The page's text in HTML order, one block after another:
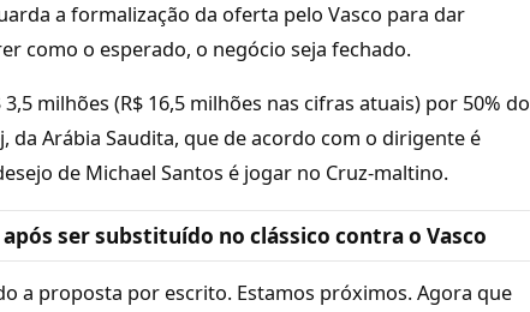
a formalização da oferta pelo Vasco para dar
como o esperado, o negócio seja fechado.
milhões (R$ 16,5 milhões nas cifras atuais) por 50% do
da Arábia Saudita, que de acordo com o dirigente é
de Michael Santos é jogar no Cruz-maltino.
após ser substituído no clássico contra o Vasco
a proposta por escrito. Estamos próximos. Agora que